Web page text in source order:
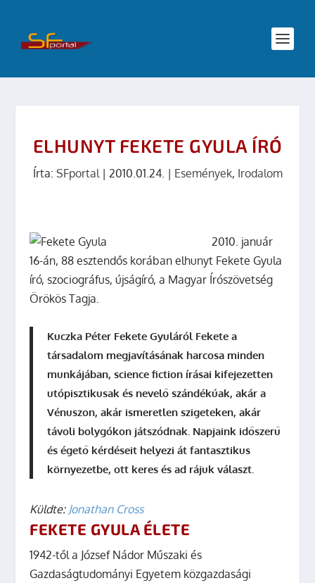
ELHUNYT FEKETE GYULA ÍRÓ
Írta: SFportal| 2010.01.24. | Események, Irodalom
2010. január
16-án, 88 esztendős korában elhunyt Fekete Gyula
író, szociográfus, újságíró, a Magyar Írószövetség
Örökös Tagja.
Kuczka Péter Fekete Gyuláról Fekete a
társadalom megjavításának harcosa minden
munkájában, science fiction írásai kifejezetten
utópisztikusak és nevelő szándékúak, akár a
Vénuszon, akár ismeretlen szigeteken, akár
távoli bolygókon játszódnak. Napjaink időszerű
és égető kérdéseit helyezi át fantasztikus
környezetbe, ott keres és ad rájuk választ.
Küldte: Jonathan Cross
FEKETE GYULA ÉLETE
1942-től a József Nádor Műszaki és
Gazdaságtudományi Egyetem közgazdasági